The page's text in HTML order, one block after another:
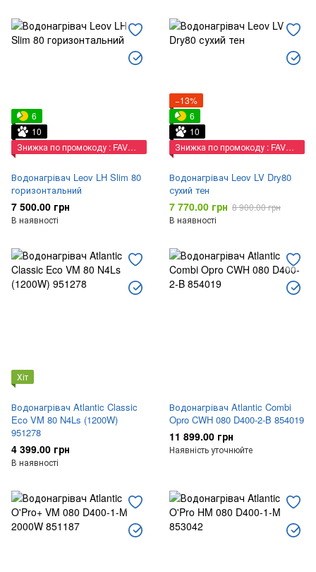
6
10
Знижка по промокоду : FAVORIT
Водонагрівач Leov LH Slim 80
горизонтальний
7 500.00 грн
В наявності
−13%
6
10
Знижка по промокоду : FAVORIT
Водонагрівач Leov LV Dry80
сухий тен
7 770.00 грн 8 900.00 грн
В наявності
Хіт
Водонагрівач Atlantic Classic
Eco VM 80 N4Ls (1200W)
951278
4 399.00 грн
В наявності
Водонагрівач Atlantic Combi
Opro CWH 080 D400-2-B 854019
11 899.00 грн
Наявність уточнюйте